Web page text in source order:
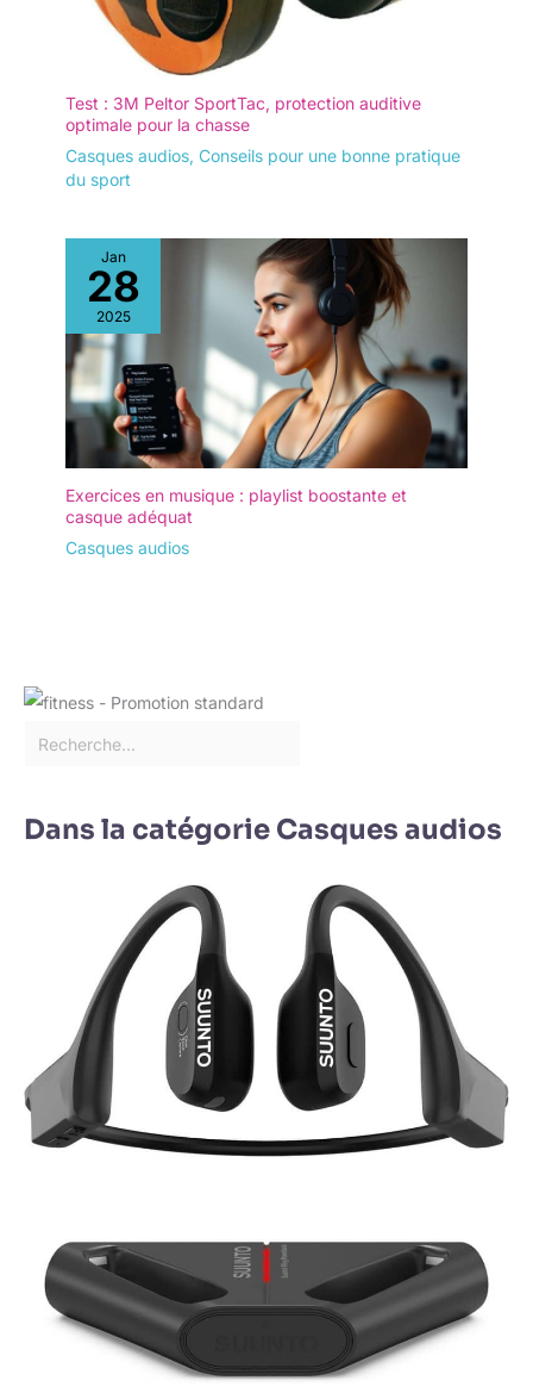
Test : 3M Peltor SportTac, protection auditive
optimale pour la chasse
Casques audios, Conseils pour une bonne pratique
du sport
Jan
28
2025
Exercices en musique : playlist boostante et
casque adéquat
Casques audios
Dans la catégorie Casques audios